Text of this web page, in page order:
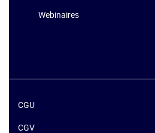
Webinaires
CGU
CGV